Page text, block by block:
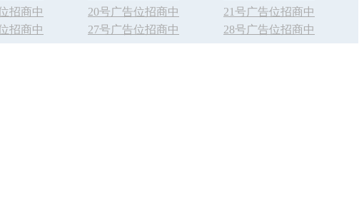
招商中 20号广告位招商中
21号广告位招商中
招商中 27号广告位招商中
28号广告位招商中